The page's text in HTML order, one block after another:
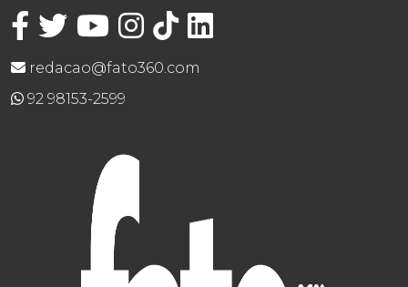
redacao@fato360.com
92 98153-2599